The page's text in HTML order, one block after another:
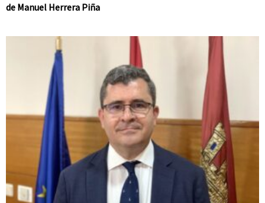
de Manuel Herrera Piña